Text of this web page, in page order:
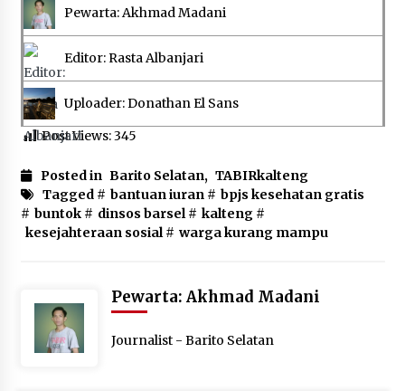
Pewarta: Akhmad Madani
Editor: Rasta Albanjari
Uploader: Donathan El Sans
Post Views:345
Posted in Barito Selatan, TABIRkalteng
Tagged # bantuan iuran # bpjs kesehatan gratis
# buntok# dinsos barsel# kalteng#
kesejahteraan sosial# warga kurang mampu
Pewarta: Akhmad Madani
Journalist - Barito Selatan